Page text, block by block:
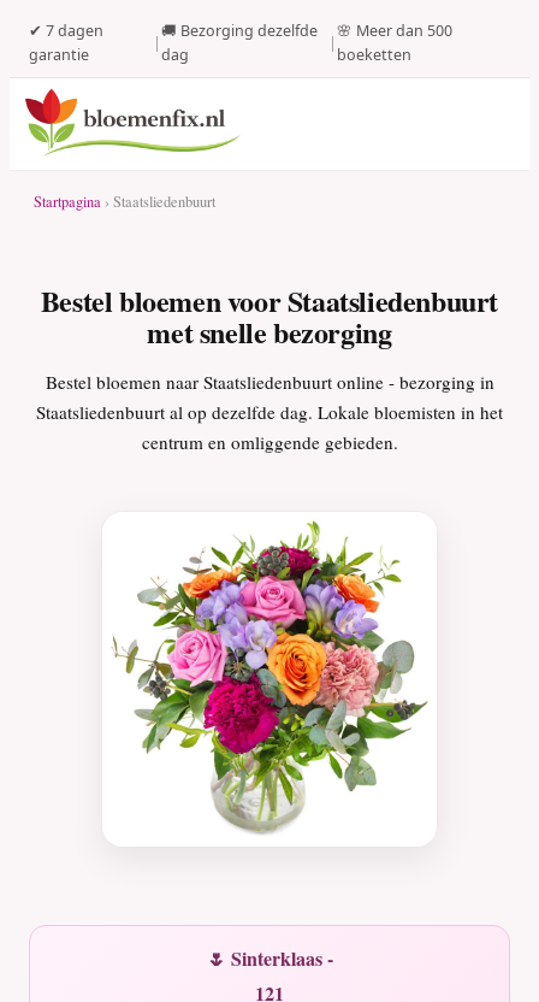
✔ 7 dagen
garantie
|
🚚 Bezorging dezelfde
dag
|
🌸 Meer dan 500
boeketten
Startpagina › Staatsliedenbuurt
Bestel bloemen voor Staatsliedenbuurt
met snelle bezorging
Bestel bloemen naar Staatsliedenbuurt online - bezorging in
Staatsliedenbuurt al op dezelfde dag. Lokale bloemisten in het
centrum en omliggende gebieden.
🌷 Sinterklaas -
121